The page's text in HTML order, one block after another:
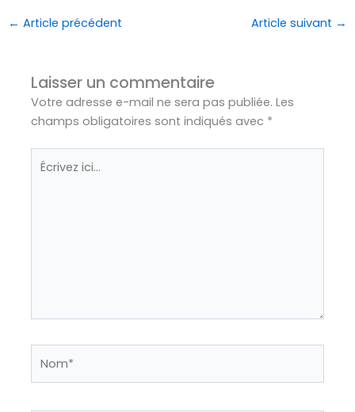
← Article précédent Article suivant →
Laisser un commentaire
Votre adresse e-mail ne sera pas publiée. Les
champs obligatoires sont indiqués avec *
Écrivez
ici…